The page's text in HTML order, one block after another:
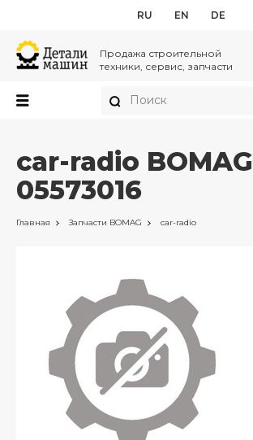
RU EN DE
Продажа строительной
техники, сервис, запчасти
car-radio BOMAG
05573016
Главная Запчасти BOMAG car-radio